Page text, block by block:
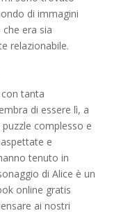
di immagini
era sia
relazionabile.
tanta
di essere lì, a
complesso e
e
tenuto in
di Alice è un
online gratis
ai nostri